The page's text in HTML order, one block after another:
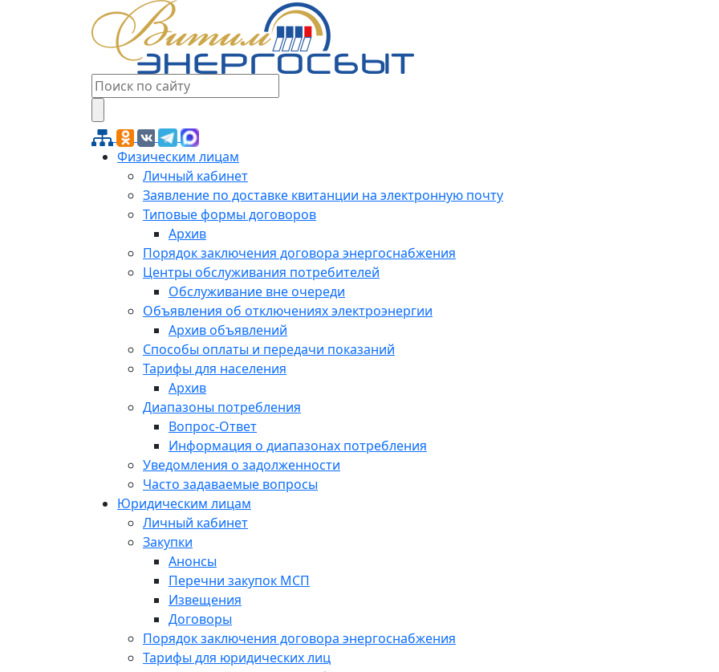
Физическим лицам
Личный кабинет
Заявление по доставке квитанции на электронную почту
Типовые формы договоров
Архив
Порядок заключения договора энергоснабжения
Центры обслуживания потребителей
Обслуживание вне очереди
Объявления об отключениях электроэнергии
Архив объявлений
Способы оплаты и передачи показаний
Тарифы для населения
Архив
Диапазоны потребления
Вопрос-Ответ
Информация о диапазонах потребления
Уведомления о задолженности
Часто задаваемые вопросы
Юридическим лицам
Личный кабинет
Закупки
Анонсы
Перечни закупок МСП
Извещения
Договоры
Порядок заключения договора энергоснабжения
Тарифы для юридических лиц